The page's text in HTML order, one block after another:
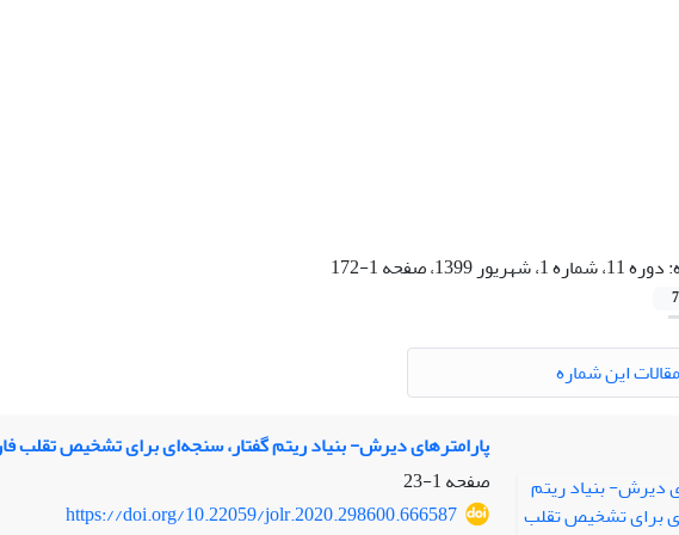
دوره 11، شماره 1، شهریور 1399، صفحه 1-172
7
این شماره
پارامترهای دیرش- بنیاد ریتم گفتار، سنجه‌ای برای تشخیص تقلب
صفحه1-23
https://doi.org/10.22059/jolr.2020.298600.666587